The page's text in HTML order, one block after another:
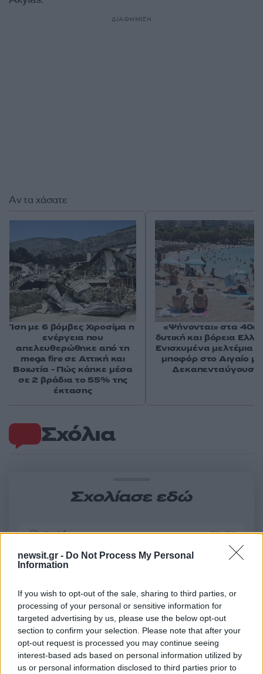
newsit.gr - Do Not Process My Personal
Information
If you wish to opt-out of the sale, sharing to third parties, or
processing of your personal or sensitive information for
targeted advertising by us, please use the below opt-out
section to confirm your selection. Please note that after your
opt-out request is processed you may continue seeing
interest-based ads based on personal information utilized by
us or personal information disclosed to third parties prior to
ΔΙΑΦΗΜΙΣΗ
Σχόλια
Σχολίασε εδώ
50 /50
2000 /2000
Υποβολή σχολίου
Όροι Χρήσης. Το site προστατεύεται από reCAPTCHA, ισχύουν
Όροι Χρήσης
Αν τα χάσατε
Ίση με 6 βόμβες Χιροσίμα η
ενέργεια που
απελευθερώθηκε από τη
mega fire σε Αττική και
Βοιωτία - Πώς κάηκε μέσα
σε 2 βράδια το 55% της
έκτασης
«Ψήνονται» στα
δυτική και βόρεια
Ενισχυμένα μελτέμια
μποφόρ στο Αιγαίο